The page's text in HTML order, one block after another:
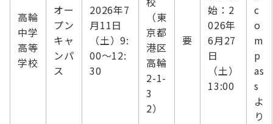
高輪
中学
高等
学校
オー
プン
キャ
ンパ
ス
2026年7
月11日
（土）9:
00～12:
30
（東
京都
港区
高輪
2-1-
3
2）
要
始：2
026年
6月27
日
（土）
13:00
c
o
m
p
as
s
よ
り